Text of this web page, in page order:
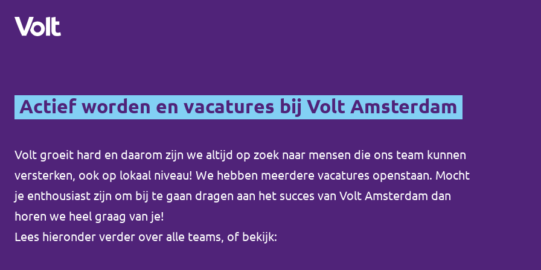
Nederlands
Volt afdelingen dichtbij
Volt Nederland
Over Volt
Mensen
Actief worden en vacatures bij Volt Amsterdam
Volt groeit hard en daarom zijn we altijd op zoek naar mensen die ons team kunnen
versterken, ook op lokaal niveau! We hebben meerdere vacatures openstaan. Mocht
je enthousiast zijn om bij te gaan dragen aan het succes van Volt Amsterdam dan
horen we heel graag van je!
Lees hieronder verder over alle teams, of bekijk: